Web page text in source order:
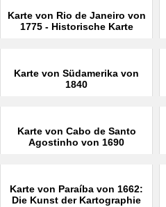
Karte von Rio de Janeiro von
1775 - Historische Karte
Karte von Südamerika von
1840
Karte von Cabo de Santo
Agostinho von 1690
Karte von Paraíba von 1662:
Die Kunst der Kartographie